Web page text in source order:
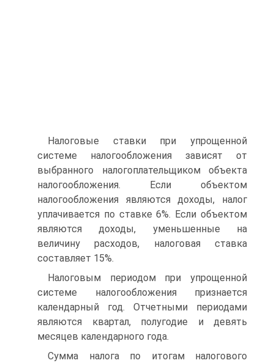
Налоговые ставки при упрощенной
системе налогообложения зависят от
выбранного налогоплательщиком объекта
налогообложения. Если объектом
налогообложения являются доходы, налог
уплачивается по ставке 6%. Если объектом
являются доходы, уменьшенные на
величину расходов, налоговая ставка
составляет 15%.
Налоговым периодом при упрощенной
системе налогообложения признается
календарный год. Отчетными периодами
являются квартал, полугодие и девять
месяцев календарного года.
Сумма налога по итогам налогового